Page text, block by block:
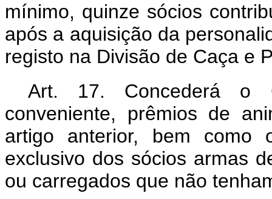
mínimo, quinze sócios
após a aquisição da
registo na Divisão de Caça e
Art. 17. Concederá o
conveniente, prêmios de
artigo anterior, bem como
exclusivo dos sócios armas
ou carregados que não